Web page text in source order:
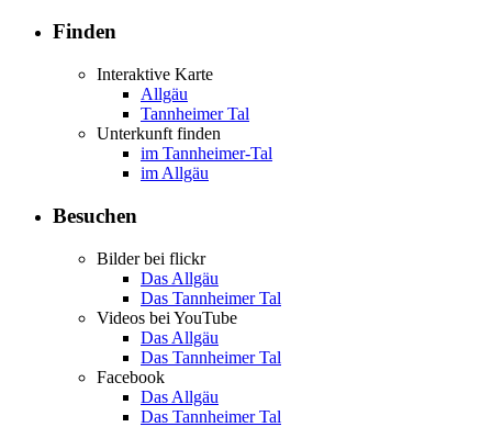
Finden
Interaktive Karte
Allgäu
Tannheimer Tal
Unterkunft finden
im Tannheimer-Tal
im Allgäu
Besuchen
Bilder bei flickr
Das Allgäu
Das Tannheimer Tal
Videos bei YouTube
Das Allgäu
Das Tannheimer Tal
Facebook
Das Allgäu
Das Tannheimer Tal